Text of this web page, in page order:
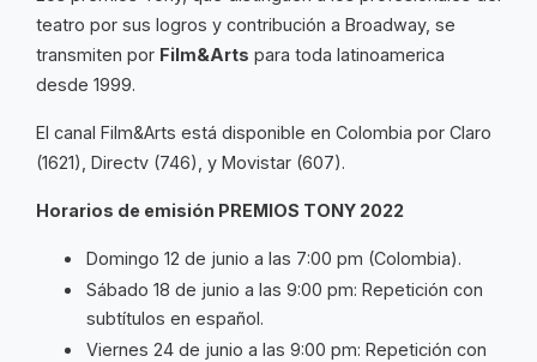
teatro por sus logros y contribución a Broadway, se
transmiten por Film&Arts para toda latinoamerica
desde 1999.
El canal Film&Arts está disponible en Colombia por Claro
(1621), Directv (746), y Movistar (607).
Horarios de emisión PREMIOS TONY 2022
Domingo 12 de junio a las 7:00 pm (Colombia).
Sábado 18 de junio a las 9:00 pm: Repetición con
subtítulos en español.
Viernes 24 de junio a las 9:00 pm: Repetición con